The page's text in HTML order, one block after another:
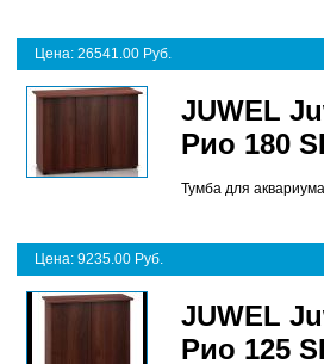
Цена: 26541.00 Руб.
JUWEL
Рио 180
Тумба для
Цена: 9235.00 Руб.
JUWEL
Рио 125